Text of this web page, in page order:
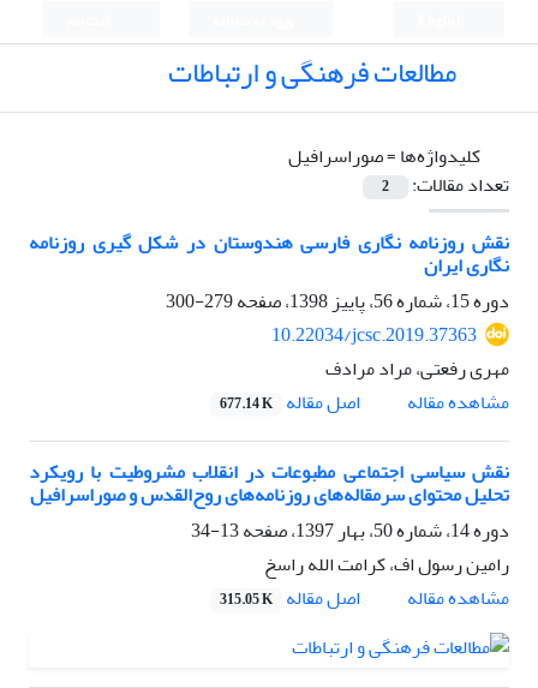
مطالعات فرهنگی و ارتباطات
کلیدواژه‌ها =صوراسرافیل
تعداد مقالات:
2
نقش روزنامه نگاری فارسی هندوستان در شکل گیری روزنامه
نگاری ایران
دوره 15، شماره 56، پاییز 1398، صفحه
279-300
10.22034/jcsc.2019.37363
مهری رفعتی، مراد مرادف
مشاهده مقاله
اصل مقاله 677.14 K
نقش سیاسی اجتماعی مطبوعات در انقلاب مشروطیت با رویکرد
تحلیل محتوای سرمقاله‌های روزنامه‌های روح‌القدس و صوراسرافیل
دوره 14، شماره 50، بهار 1397، صفحه
13-34
رامین رسول اف، کرامت الله راسخ
مشاهده مقاله
اصل مقاله 315.05 K